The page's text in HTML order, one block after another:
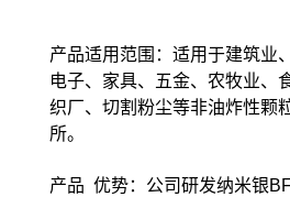
产品适用范围：适用于建筑业
电子、家具、五金、农牧业、
织厂、切割粉尘等非油炸性颗
所。
产品 优势：公司研发纳米银